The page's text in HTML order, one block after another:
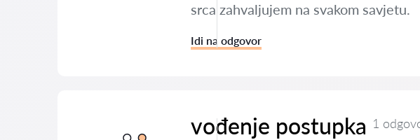
srca zahvaljujem na svakom savjetu.
Idi na odgovor
vođenje postupka 1